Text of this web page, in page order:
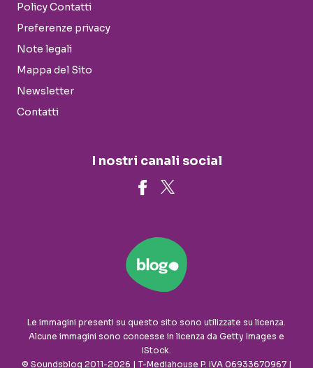
Policy Contatti
Preferenze privacy
Note legali
Mappa del Sito
Newsletter
Contatti
I nostri canali social
Le immagini presenti su questo sito sono utilizzate su licenza.
Alcune immagini sono concesse in licenza da Getty Images e
iStock.
© Soundsblog 2011-2026 | T-Mediahouse P. IVA 06933670967 |